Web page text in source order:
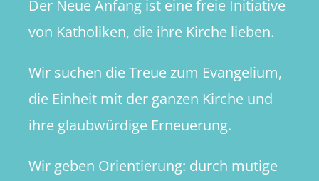
Der Neue Anfang ist eine freie Initiative
von Katholiken, die ihre Kirche lieben.
Wir suchen die Treue zum Evangelium,
die Einheit mit der ganzen Kirche und
ihre glaubwürdige Erneuerung.
Wir geben Orientierung: durch mutige